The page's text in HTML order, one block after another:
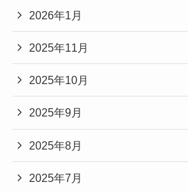
2026年1月
2025年11月
2025年10月
2025年9月
2025年8月
2025年7月